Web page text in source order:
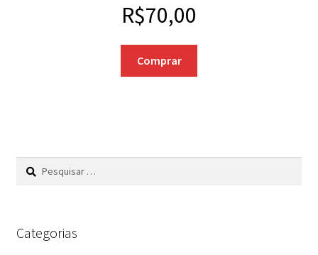
R$70,00
Comprar
Pesquisar
Categorias